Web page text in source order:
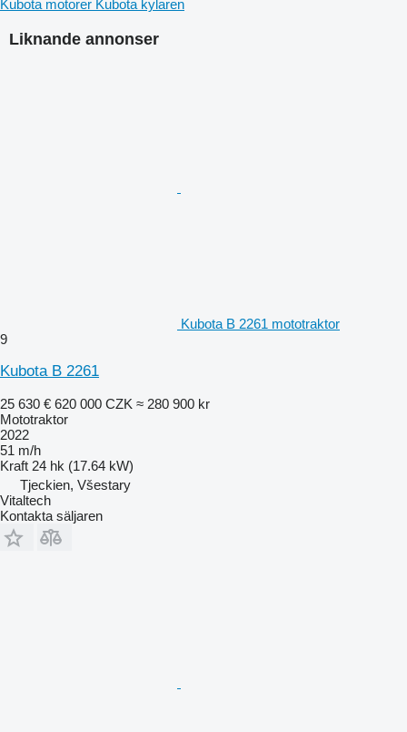
Liknande annonser
Kubota B 2261 mototraktor
9
Kubota B 2261
25 630 € 620 000 CZK ≈ 280 900 kr
Mototraktor
2022
51 m/h
Kraft 24 hk (17.64 kW)
Tjeckien, Všestary
Vitaltech
Kontakta säljaren
Kubota motorer Kubota kylaren